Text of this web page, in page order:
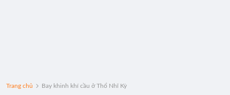
Trang chủ Bay khinh khí cầu ở Thổ Nhĩ Kỳ